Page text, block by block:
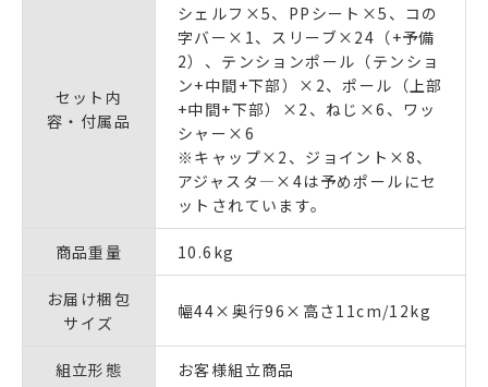
セット内
容・付属品
シェルフ×5、PPシート×5、コの
字バー×1、スリーブ×24（+予備
2）、テンションポール（テンショ
ン+中間+下部）×2、ポール（上部
+中間+下部）×2、ねじ×6、ワッ
シャー×6
※キャップ×2、ジョイント×8、
アジャスタ―×4は予めポールにセ
ットされています。
商品重量 10.6kg
お届け梱包
サイズ
幅44×奥行96×高さ11cm/12kg
組立形態 お客様組立商品